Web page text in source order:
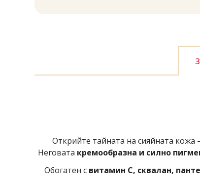
Открийте тайната на сияйната кожа
Неговата кремообразна и силно
Обогатен с витамин C, сквалан,